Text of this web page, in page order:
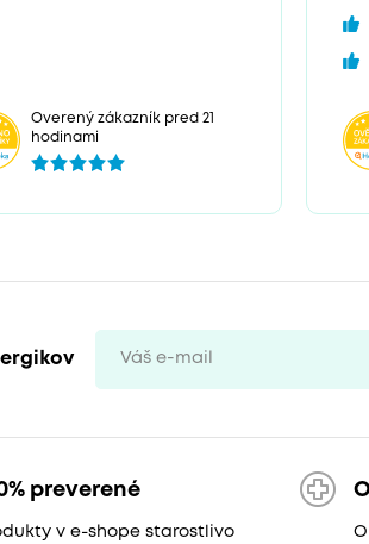
Overený zákazník pred 21
hodinami
preverené
v e-shope starostlivo